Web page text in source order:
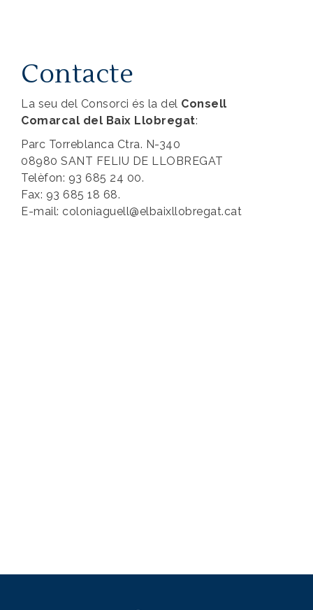
Contacte
La seu del Consorci és la del Consell
Comarcal del Baix Llobregat:
Parc Torreblanca Ctra. N-340
08980 SANT FELIU DE LLOBREGAT
Telèfon: 93 685 24 00.
Fax: 93 685 18 68.
E-mail: coloniaguell@elbaixllobregat.cat